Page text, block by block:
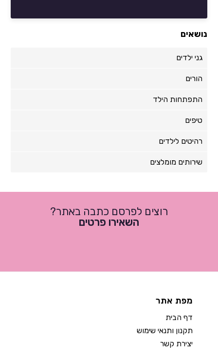
נושאים
גני ילדים
הורים
התפתחות הילד
טיפים
רהיטים לילדים
שירותים מומלצים
רוצים לפרסם כתבה באתר?
השאירו פרטים
מפת אתר
דף הבית
תקנון ותנאי שימוש
יצירת קשר